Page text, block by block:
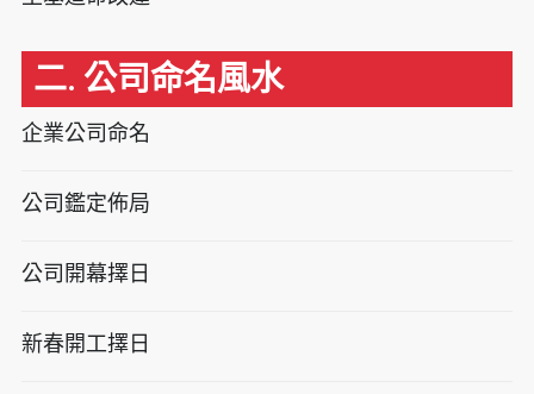
二. 公司命名風水
企業公司命名
公司鑑定佈局
公司開幕擇日
新春開工擇日